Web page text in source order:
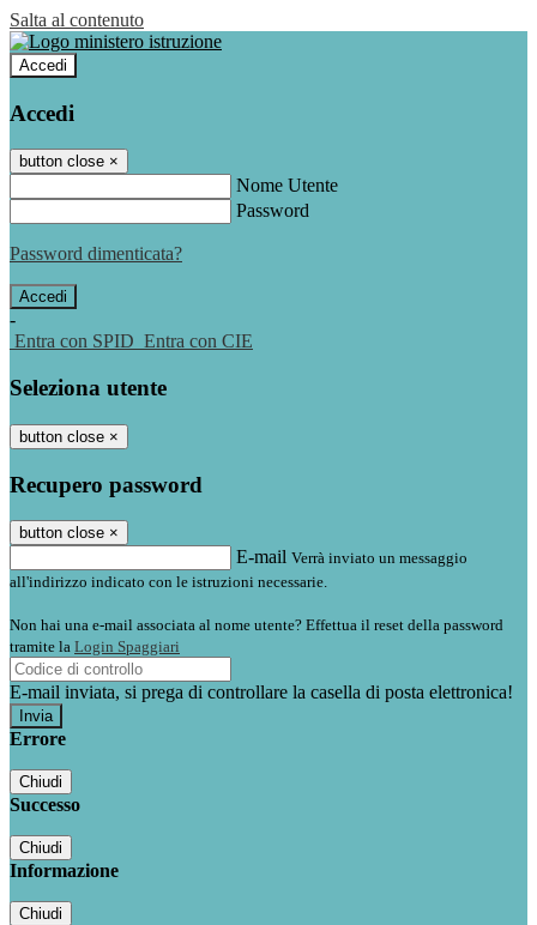
Salta al contenuto
Accedi
Accedi
button close ×
Nome Utente
Password
Password dimenticata?
-
Entra con SPID Entra con CIE
Seleziona utente
button close ×
Recupero password
button close ×
E-mail Verrà inviato un messaggio
all'indirizzo indicato con le istruzioni necessarie.
Non hai una e-mail associata al nome utente? Effettua il reset della password
tramite la Login Spaggiari
E-mail inviata, si prega di controllare la casella di posta elettronica!
Errore
Chiudi
Successo
Chiudi
Informazione
Chiudi